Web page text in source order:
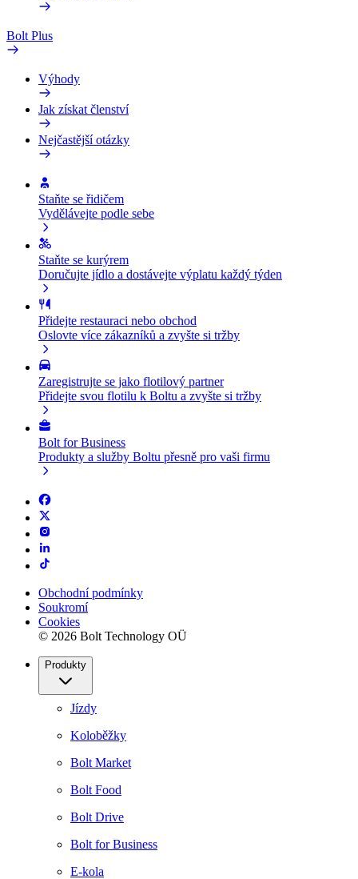
Bolt Plus
Výhody
Jak získat členství
Nejčastější otázky
Staňte se řidičem
Vydělávejte podle sebe
Staňte se kurýrem
Doručujte jídlo a dostávejte výplatu každý týden
Přidejte restauraci nebo obchod
Oslovte více zákazníků a zvyšte si tržby
Zaregistrujte se jako flotilový partner
Přidejte svou flotilu k Boltu a zvyšte si tržby
Bolt for Business
Produkty a služby Boltu přesně pro vaši firmu
Obchodní podmínky
Soukromí
Cookies
© 2026 Bolt Technology OÜ
Produkty
Jízdy
Koloběžky
Bolt Market
Bolt Food
Bolt Drive
Bolt for Business
E-kola